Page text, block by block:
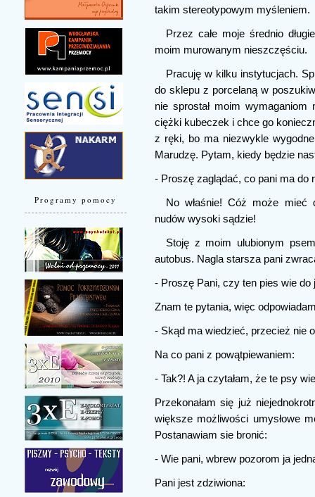
Programy pomocy
takim stereotypowym myśleniem.
Przez całe moje średnio
moim murowanym nieszczęściu.
Pracuję w kilku instytucjach.
do sklepu z porcelaną w
nie sprostał moim
ciężki kubeczek i chce go
z ręki, bo ma niezwykle
Marudzę. Pytam, kiedy będzie
- Proszę zaglądać, co pani ma do
No właśnie! Cóż może
nudów wysoki sądzie!
Stoję z moim ulubionym
autobus. Nagla starsza pani
- Proszę Pani, czy ten pies wie
Znam te pytania, więc
- Skąd ma wiedzieć, przecież nie
Na co pani z powątpiewaniem:
- Tak?! A ja czytałam, że te psy
Przekonałam się już
większe możliwości umysłowe
Postanawiam sie bronić:
- Wie pani, wbrew pozorom ja
Pani jest zdziwiona: